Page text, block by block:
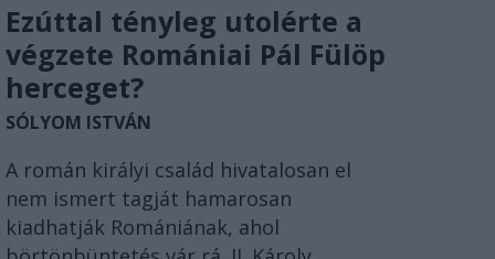
Ezúttal tényleg utolérte a
végzete Romániai Pál Fülöp
herceget?
SÓLYOM ISTVÁN
A román királyi család hivatalosan el
nem ismert tagját hamarosan
kiadhatják Romániának, ahol